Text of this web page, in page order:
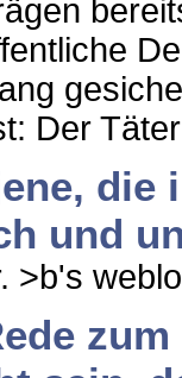
Der
die
und
>b's